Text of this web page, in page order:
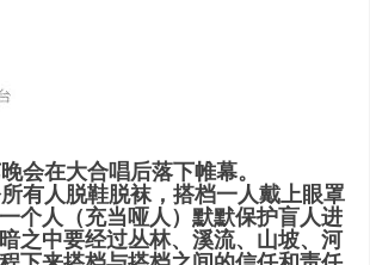
会在大合唱后落下帷幕。
有人脱鞋脱袜，搭档一人戴上眼罩
个人（充当哑人）默默保护盲人进
之中要经过丛林、溪流、山坡、河